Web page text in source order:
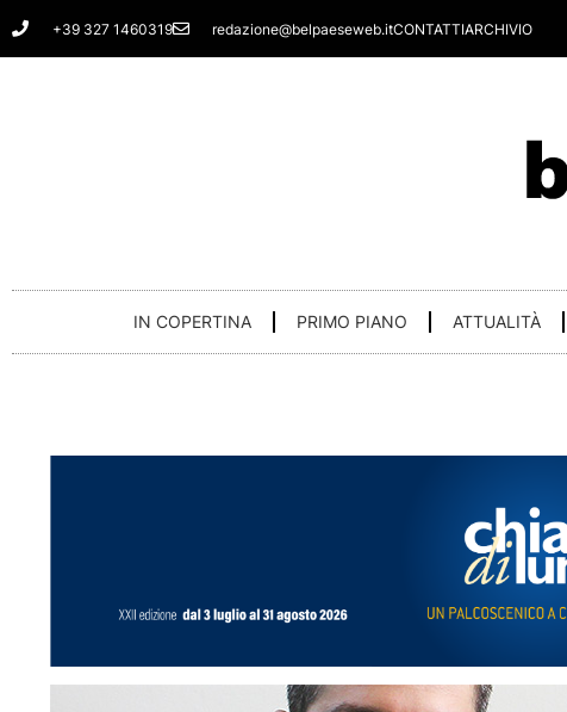
Vai
al
+39 327 1460319 redazione@belpaeseweb.itCONTATTIARCHIVIO
IN COPERTINA PRIMO PIANO ATTUALITÀ